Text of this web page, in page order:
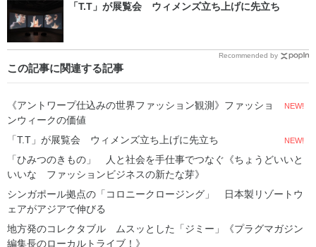
「T.T」が展覧会 ウィメンズ立ち上げに先立ち
Recommended by
この記事に関連する記事
《アントワープ仕込みの世界ファッション観測》ファッショ
ンウィークの価値
NEW!
「T.T」が展覧会 ウィメンズ立ち上げに先立ち NEW!
「ひみつのきもの」 人と社会を手仕事でつなぐ《ちょうどいいと
いいな ファッションビジネスの新たな芽》
シンガポール拠点の「コロニークロージング」 日本製リゾートウ
ェアがアジアで伸びる
地方発のコレクタブル ムスッとした「ジミー」《プラグマガジン
編集長のローカルトライブ！》